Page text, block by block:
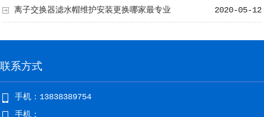
常在酸洗、储液、电镀槽中使用 2020-05-12
离子交换器滤水帽维护安装更换哪家最专业
联系方式
手机：13838389754
手机：